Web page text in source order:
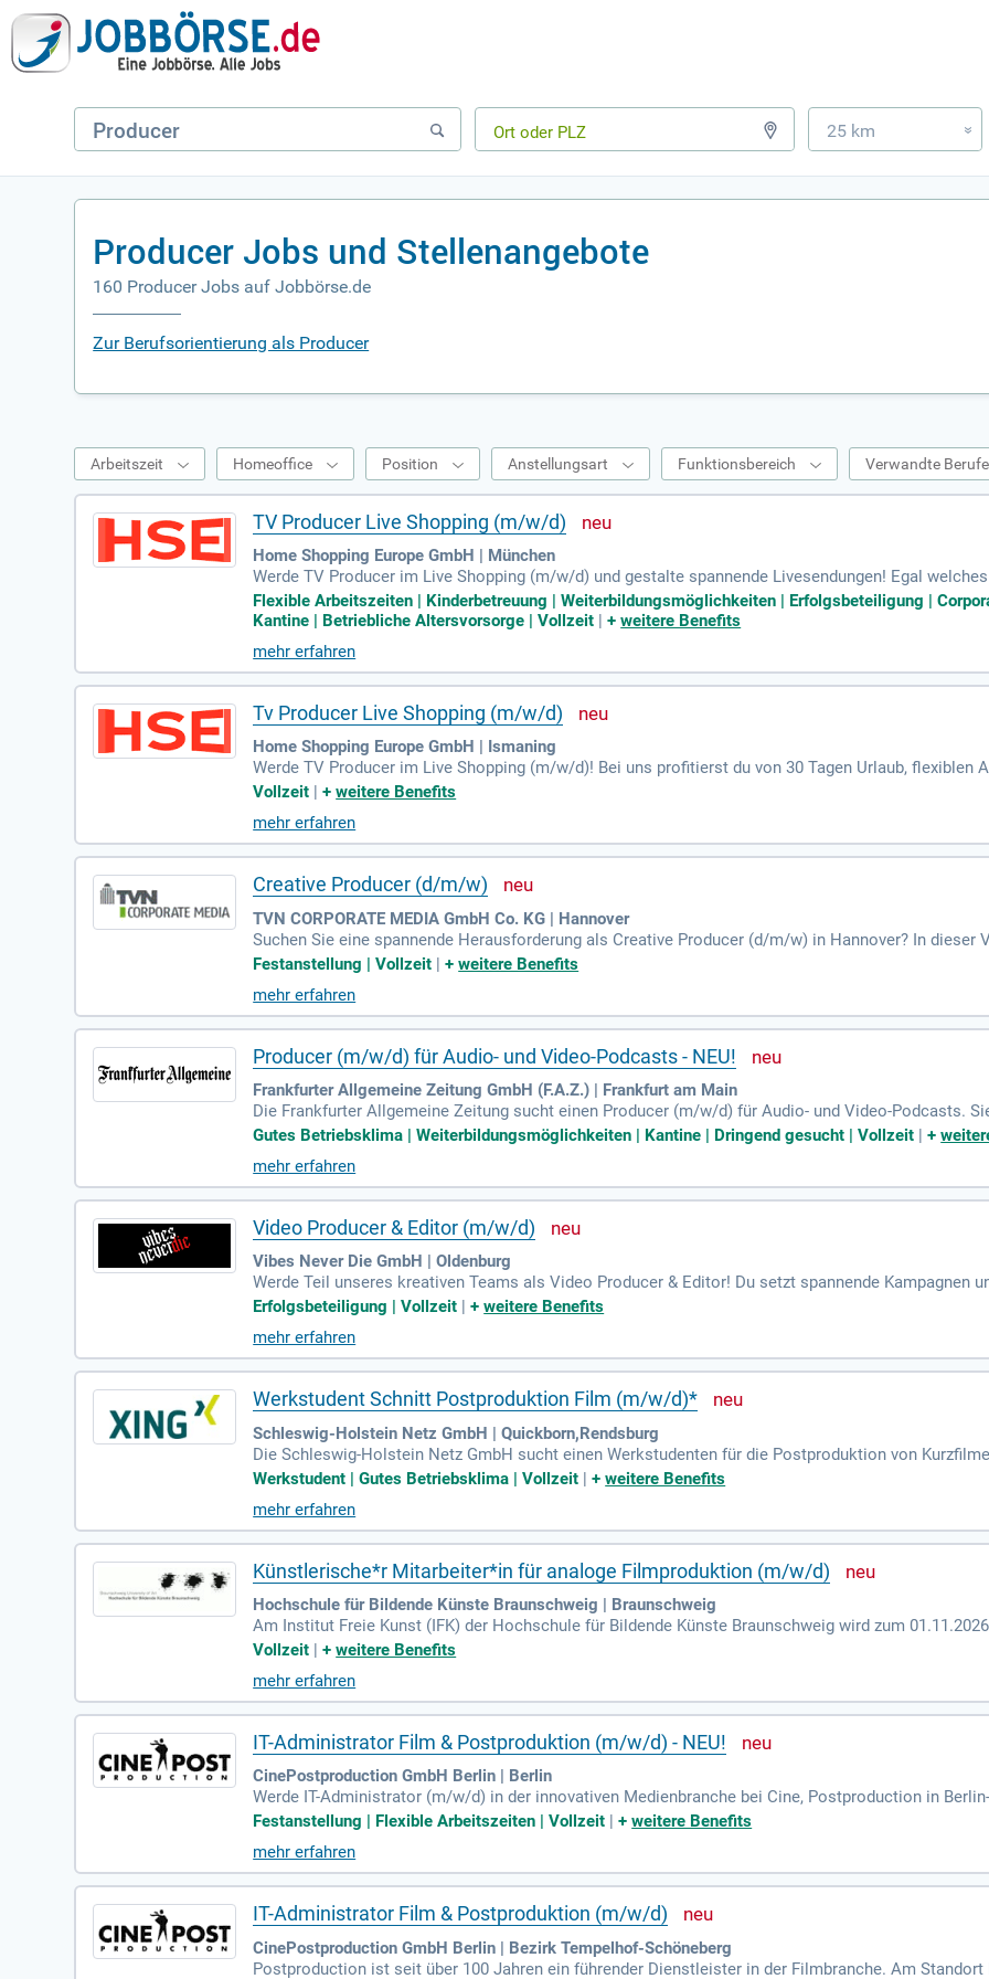
25 km »
Producer Jobs und Stellenangebote
160 Producer Jobs auf Jobbörse.de
Zur Berufsorientierung als Producer
Arbeitszeit Homeoffice Position Anstellungsart Funktionsbereich Verwandte Berufe
TV Producer Live Shopping (m/w/d)
Home Shopping Europe GmbH | München
Werde TV Producer im Live Shopping (m/w/d) und gestalte spannende Livesendungen! Egal
unserem Team passt. Du steuerst die inhaltliche und Umsatz-Performance der Sendungen und
on. Durch Deine eigenständige Vorbereitung und gründliche Recherche garantierst Du einen
die Livesendung und behältst stets den Überblick. Zudem analysierst Du KPIs, identifizierst
rmate stetig weiter, um unseren Erfolg zu sichern.
Flexible Arbeitszeiten | Kinderbetreuung | Weiterbildungsmöglichkeiten | Erfolgsbeteiligung |
Kantine | Betriebliche Altersvorsorge | Vollzeit |+weitere Benefits
mehr erfahren
Tv Producer Live Shopping (m/w/d)
Home Shopping Europe GmbH | Ismaning
Werde TV Producer im Live Shopping (m/w/d)! Bei uns profitierst du von 30 Tagen Urlaub, flexiblen
zu zählen ein Shopping-Gutschein, ein Kinderbetreuungszuschuss und attraktive
ation aller Inhalte zuständig. Führe das Team während der Livesendung, behalte den Überblick und
schauer!
Vollzeit |+weitere Benefits
mehr erfahren
Creative Producer (d/m/w)
TVN CORPORATE MEDIA GmbH Co. KG | Hannover
Suchen Sie eine spannende Herausforderung als Creative Producer (d/m/w) in Hannover? In
Idee bis zur Präsentation kreative Konzepte und Storylines. Ihre Stärke ist es, komplexe Themen
und sie in fesselnde Geschichten für Bewegtbildformate zu verwandeln. Sie verantworten den
nung bis zur Postproduktion. Als redaktionelle Führungskraft koordinieren Sie alle
nz der Abläufe. Bewerben Sie sich jetzt und lassen Sie Ihre kreativen Ideen Wirklichkeit werden!
Festanstellung | Vollzeit |+weitere Benefits
mehr erfahren
Producer (m/w/d) für Audio- und Video-Podcasts - NEU!
Frankfurter Allgemeine Zeitung GmbH (F.A.Z.) | Frankfurt am Main
Die Frankfurter Allgemeine Zeitung sucht einen Producer (m/w/d) für Audio- und Video-Podcasts.
n Journalismus nicht nur in Deutschland, sondern auch international fördert. Vielfalt und
beitsweise integriert sind. Als Producer koordinieren Sie die Aufnahme unserer F.A.Z.-Podcasts
n ein Gespür für spannende Geschichten haben und fachliche Exzellenz anstreben. Werden Sie Teil
ie Medienlandschaft aktiv mit, während Sie Ihre Fähigkeiten einbringen!
Gutes Betriebsklima | Weiterbildungsmöglichkeiten | Kantine | Dringend gesucht | Vollzeit |+
mehr erfahren
Video Producer & Editor (m/w/d)
Vibes Never Die GmbH | Oldenburg
Werde Teil unseres kreativen Teams als Video Producer & Editor! Du setzt spannende Kampagnen
d Longform um – vom Treatment bis zum finalen Export. Deine Aufgaben umfassen die Planung,
Erfahrung in der Nutzung von Produktionssoftware. Profitiere von modernsten Studio-Setups,
m klaren Review-Prozess. Fasziniert? Bewirb dich jetzt über unsere Plattform und starte deine
Erfolgsbeteiligung | Vollzeit |+weitere Benefits
mehr erfahren
Werkstudent Schnitt Postproduktion Film (m/w/d)*
Schleswig-Holstein Netz GmbH | Quickborn,Rendsburg
Die Schleswig-Holstein Netz GmbH sucht einen Werkstudenten für die Postproduktion von
ben umfassen die Recherche technischer Inhalte sowie die Planung und den Schnitt von Videos wie
en klar definierte Briefings um und verwandeln komplexe Inhalte in verständliche Videoformate. Die
währleistet die inhaltliche Feinabstimmung. Voraussetzung ist ein laufendes Studium im Bereich
Werkstudent | Gutes Betriebsklima | Vollzeit |+weitere Benefits
mehr erfahren
Künstlerische*r Mitarbeiter*in für analoge Filmproduktion (m/w/d)
Hochschule für Bildende Künste Braunschweig | Braunschweig
Am Institut Freie Kunst (IFK) der Hochschule für Bildende Künste Braunschweig wird zum
für analoge Filmproduktion (m/w/d) angeboten. Diese befristete Position ist auf zwei Jahre angelegt
te. Mit rund 1.000 Studierenden zählt die HBK zu den führenden Kunsthochschulen in Deutschland.
unft der analogen Filmproduktion an einer renommierten Institution!
Vollzeit |+weitere Benefits
mehr erfahren
IT-Administrator Film & Postproduktion (m/w/d) - NEU!
CinePostproduction GmbH Berlin | Berlin
Werde IT-Administrator (m/w/d) in der innovativen Medienbranche bei Cine, Postproduction in
ein führender Dienstleister für Film und Medientechnologie. In unserem Team, bestehend aus rund
A für Review und Approval sind branchenführend. Profitiere von einem kreativen Arbeitsumfeld und
ei. Entfalte deine Karriere in einem dynamischen Unternehmen, das die Zukunft des Films prägt!
Festanstellung | Flexible Arbeitszeiten | Vollzeit |+weitere Benefits
mehr erfahren
IT-Administrator Film & Postproduktion (m/w/d)
CinePostproduction GmbH Berlin | Bezirk Tempelhof-Schöneberg
Postproduction ist seit über 100 Jahren ein führender Dienstleister in der Filmbranche. Am